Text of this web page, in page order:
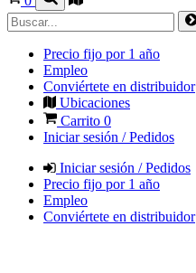
Precio fijo por 1 año
Empleo
Conviértete en distribuidor
Ubicaciones
Carrito 0
Iniciar sesión / Pedidos
Iniciar sesión / Pedidos
Precio fijo por 1 año
Empleo
Conviértete en distribuidor